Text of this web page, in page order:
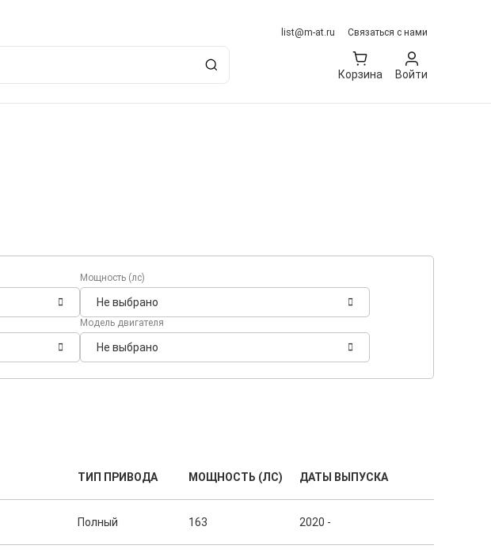
list@m-at.ru Связаться с нами
Корзина Войти
Мощность (лс)
Не выбрано
Модель двигателя
Не выбрано
ТИП ПРИВОДА МОЩНОСТЬ (ЛС) ДАТЫ ВЫПУСКА
Полный 163 2020 -